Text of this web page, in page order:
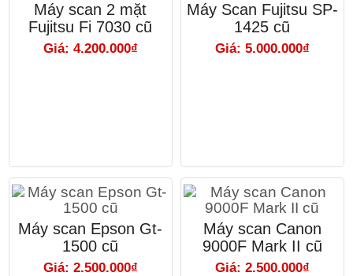
Máy scan 2 mặt
Fujitsu Fi 7030 cũ
Giá: 4.200.000₫
Máy Scan Fujitsu SP-
1425 cũ
Giá: 5.000.000₫
Máy scan Epson Gt-
1500 cũ
Giá: 2.500.000₫
Máy scan Canon
9000F Mark II cũ
Giá: 2.500.000₫